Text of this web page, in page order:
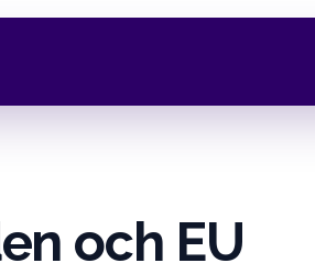
och EU